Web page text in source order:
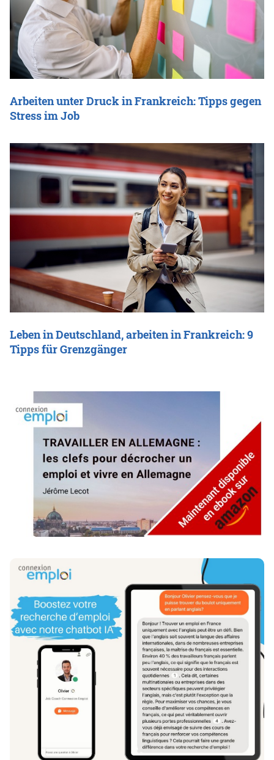
Arbeiten unter Druck in Frankreich: Tipps gegen
Stress im Job
Leben in Deutschland, arbeiten in Frankreich: 9
Tipps für Grenzgänger